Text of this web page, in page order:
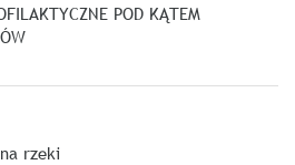
POD KĄTEM
rzeki